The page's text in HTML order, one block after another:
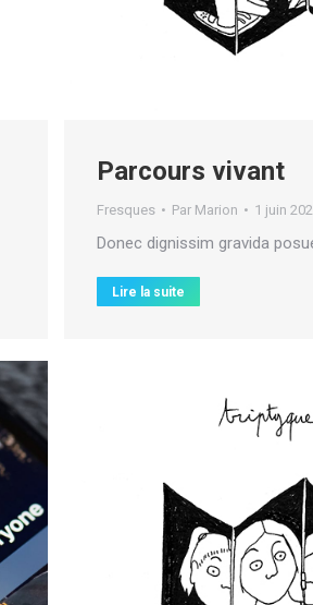
Parcours vivant
Fresques Par Marion 1 juin
Donec dignissim gravida
Lire la suite